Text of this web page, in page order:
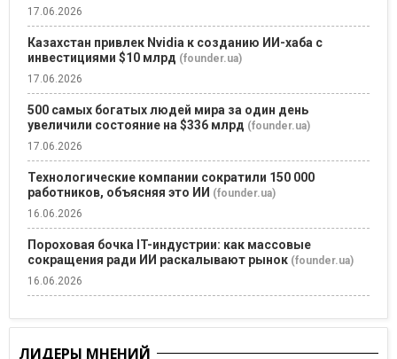
17.06.2026
Казахстан привлек Nvidia к созданию ИИ-хаба с
инвестициями $10 млрд (founder.ua)
17.06.2026
500 самых богатых людей мира за один день
увеличили состояние на $336 млрд (founder.ua)
17.06.2026
Технологические компании сократили 150 000
работников, объясняя это ИИ (founder.ua)
16.06.2026
Пороховая бочка IT-индустрии: как массовые
сокращения ради ИИ раскалывают рынок (founder.ua)
16.06.2026
ЛИДЕРЫ МНЕНИЙ